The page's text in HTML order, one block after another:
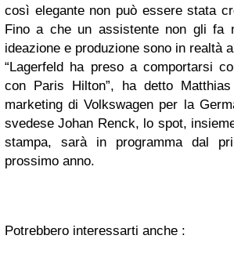
così elegante non può essere stata
Fino a che un assistente non gli fa
ideazione e produzione sono in realtà
“Lagerfeld ha preso a comportarsi
con Paris Hilton”, ha detto
marketingdi Volkswagen per la
svedese Johan Renck, lo spot,
stampa, sarà in programma dal
prossimo anno.
Potrebbero interessarti anche :